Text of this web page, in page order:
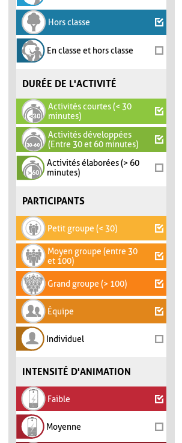
Hors classe
En classe et hors classe
DURÉE DE L'ACTIVITÉ
Activités courtes (< 30
minutes)
Activités développées
(Entre 30 et 60 minutes)
Activités élaborées (> 60
minutes)
PARTICIPANTS
Petit groupe (< 30)
Moyen groupe (entre 30
et 100)
Grand groupe (> 100)
Équipe
Individuel
INTENSITÉ D'ANIMATION
Faible
Moyenne